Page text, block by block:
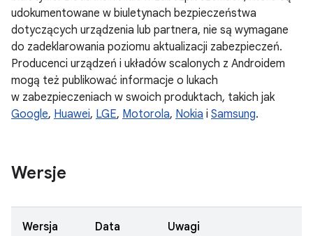
udokumentowane w biuletynach bezpieczeństwa
dotyczących urządzenia lub partnera, nie są wymagane
do zadeklarowania poziomu aktualizacji zabezpieczeń.
Producenci urządzeń i układów scalonych z Androidem
mogą też publikować informacje o lukach
w zabezpieczeniach w swoich produktach, takich jak
Google, Huawei, LGE, Motorola, Nokia i Samsung.
Wersje
Wersja Data Uwagi